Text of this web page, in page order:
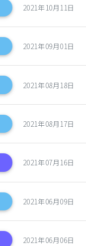
2021年10月11日
2021年09月01日
2021年08月18日
2021年08月17日
2021年07月16日
2021年06月09日
2021年06月06日